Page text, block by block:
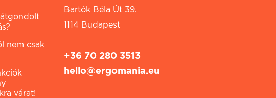
átgondolt
nem csak
várat!
Bartók Béla Út 39.
1114 Budapest
+36 70 280 3513
hello@ergomania.eu